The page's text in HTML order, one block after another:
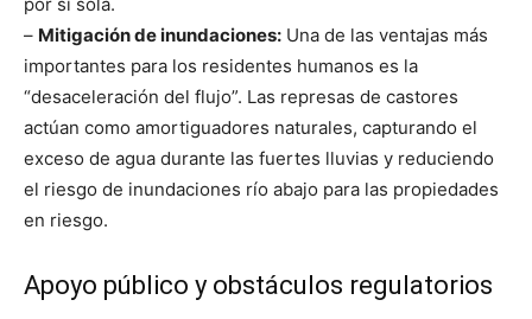
– Mitigación de inundaciones: Una de las ventajas más
importantes para los residentes humanos es la
“desaceleración del flujo”. Las represas de castores
actúan como amortiguadores naturales, capturando el
exceso de agua durante las fuertes lluvias y reduciendo
el riesgo de inundaciones río abajo para las propiedades
en riesgo.
Apoyo público y obstáculos regulatorios